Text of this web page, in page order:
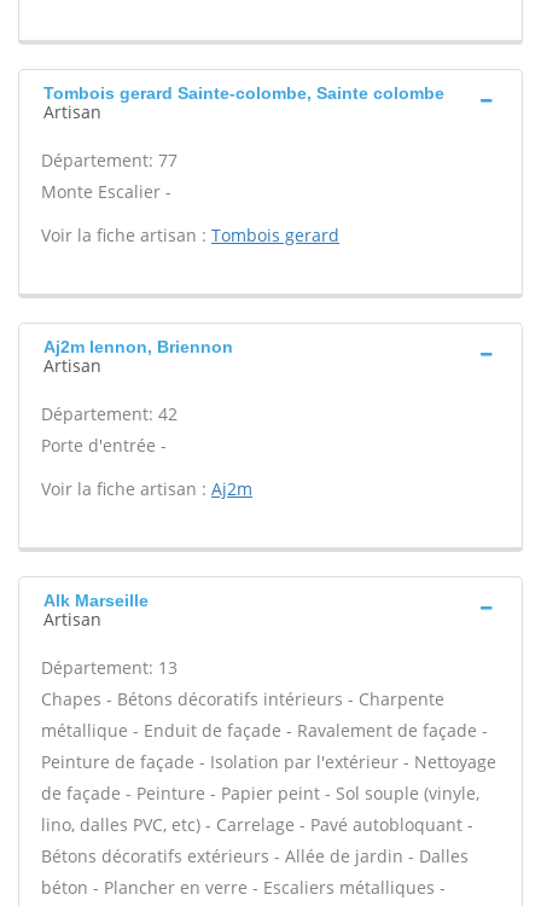
Tombois gerard Sainte-colombe, Sainte colombe
Artisan
Département: 77
Monte Escalier -
Voir la fiche artisan : Tombois gerard
Aj2m Iennon, Briennon
Artisan
Département: 42
Porte d'entrée -
Voir la fiche artisan : Aj2m
Alk Marseille
Artisan
Département: 13
Chapes - Bétons décoratifs intérieurs - Charpente
métallique - Enduit de façade - Ravalement de façade -
Peinture de façade - Isolation par l'extérieur - Nettoyage
de façade - Peinture - Papier peint - Sol souple (vinyle,
lino, dalles PVC, etc) - Carrelage - Pavé autobloquant -
Bétons décoratifs extérieurs - Allée de jardin - Dalles
béton - Plancher en verre - Escaliers métalliques -